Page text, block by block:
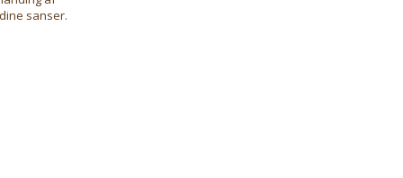
sanser.